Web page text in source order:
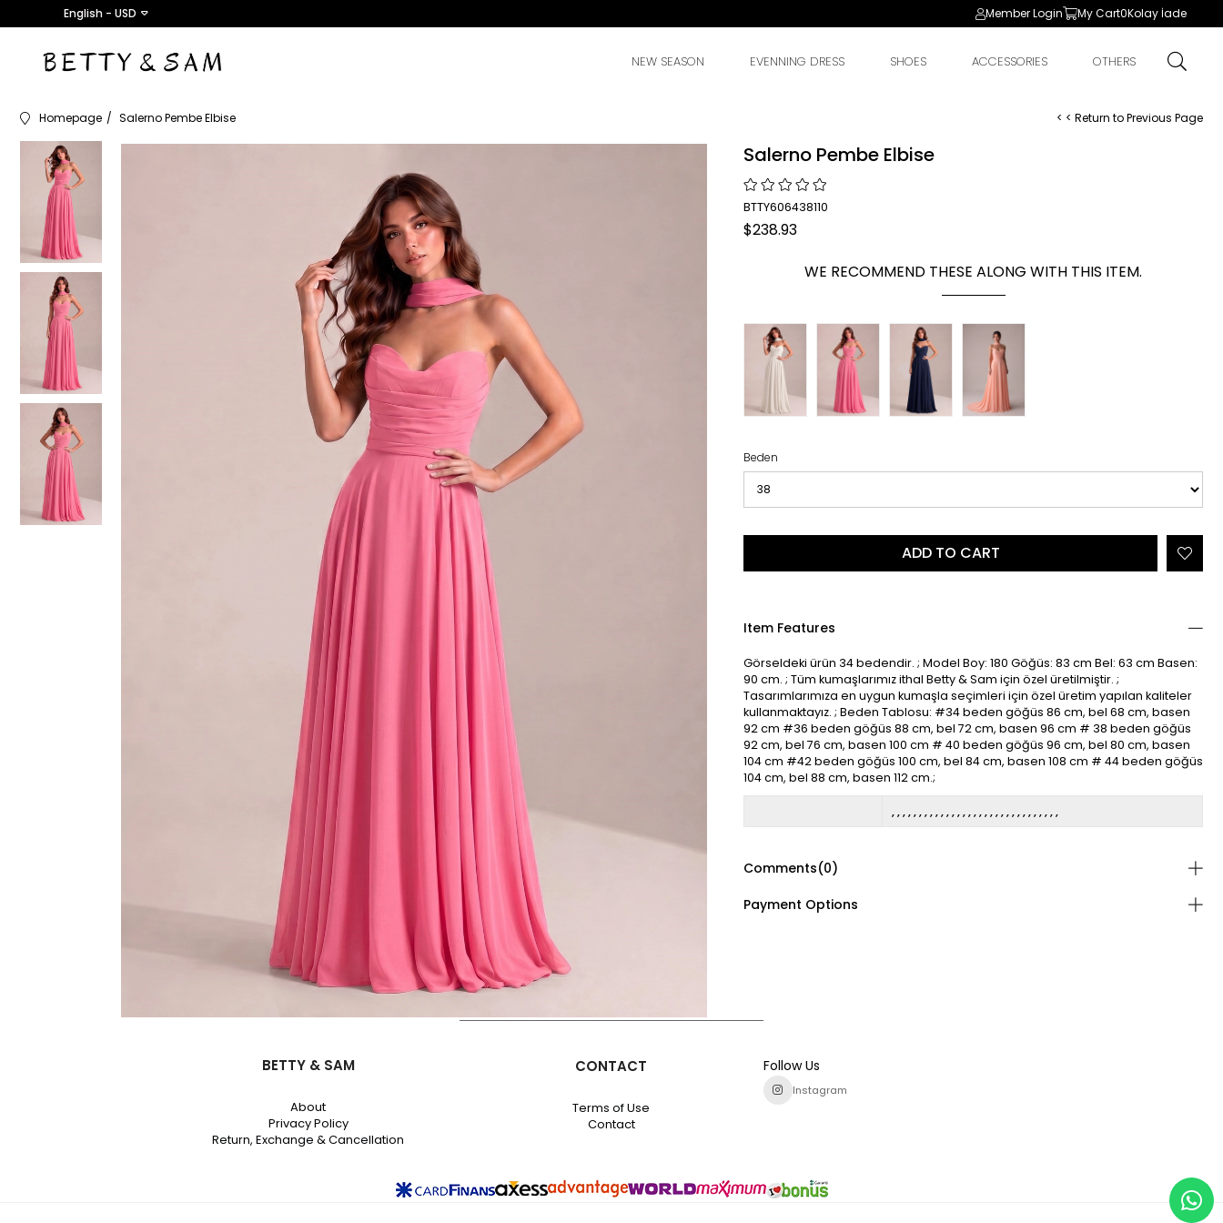
English - USD Member Login My Cart0Kolay İade
NEW SEASON EVENNING DRESS SHOES ACCESSORIES OTHERS
Homepage Salerno Pembe Elbise < < Return to Previous Page
Salerno Pembe Elbise
BTTY606438110
$238.93
WE RECOMMEND THESE ALONG WITH THIS ITEM.
Beden
Item Features
Görseldeki ürün 34 bedendir. ; Model Boy: 180 Göğüs: 83 cm Bel: 63 cm Basen:
90 cm. ; Tüm kumaşlarımız ithal Betty & Sam için özel üretilmiştir. ;
Tasarımlarımıza en uygun kumaşla seçimleri için özel üretim yapılan kaliteler
kullanmaktayız. ; Beden Tablosu: #34 beden göğüs 86 cm, bel 68 cm, basen
92 cm #36 beden göğüs 88 cm, bel 72 cm, basen 96 cm # 38 beden göğüs
92 cm, bel 76 cm, basen 100 cm # 40 beden göğüs 96 cm, bel 80 cm, basen
104 cm #42 beden göğüs 100 cm, bel 84 cm, basen 108 cm # 44 beden göğüs
104 cm, bel 88 cm, basen 112 cm.;
Comments(0)
Payment Options
BETTY & SAM
About
Privacy Policy
Return, Exchange & Cancellation
CONTACT
Terms of Use
Contact
Follow Us
Instagram